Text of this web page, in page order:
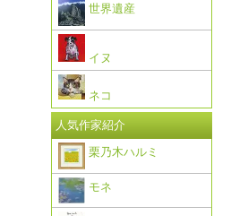
世界遺産
イヌ
ネコ
人気作家紹介
栗乃木ハルミ
モネ